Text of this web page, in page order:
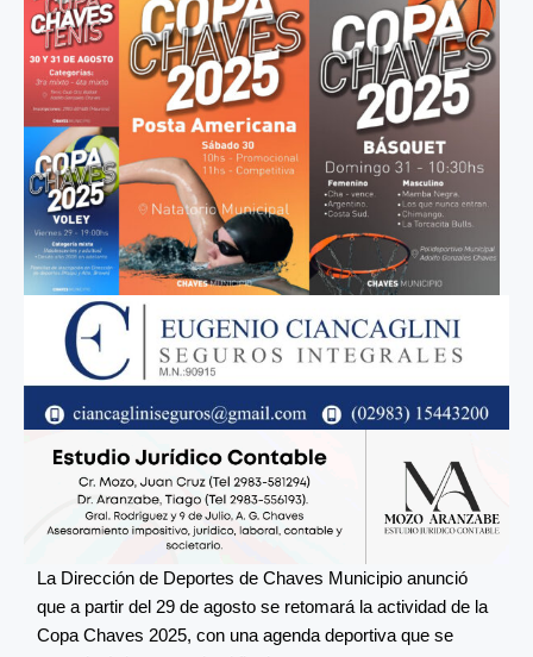
La Dirección de Deportes de Chaves Municipio anunció
que a partir del 29 de agosto se retomará la actividad de la
Copa Chaves 2025, con una agenda deportiva que se